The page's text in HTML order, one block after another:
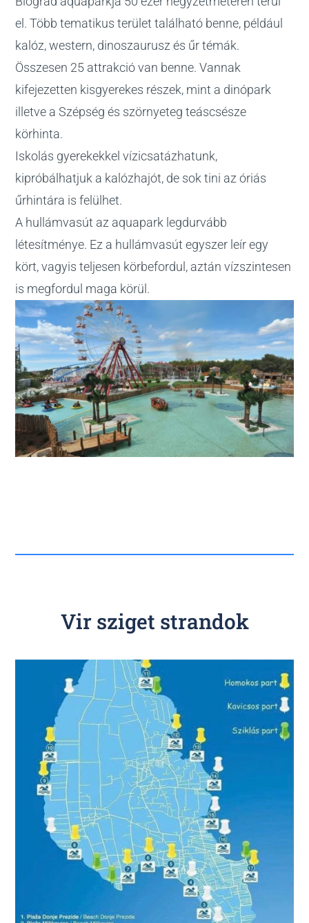
el. Több tematikus terület található benne, például
kalóz, western, dinoszaurusz és űr témák.
Összesen 25 attrakció van benne. Vannak
kifejezetten kisgyerekes részek, mint a dinópark
illetve a Szépség és szörnyeteg teáscsésze
körhinta.
Iskolás gyerekekkel vízicsatázhatunk,
kipróbálhatjuk a kalózhajót, de sok tini az óriás
űrhintára is felülhet.
A hullámvasút az aquapark legdurvább
létesítménye. Ez a hullámvasút egyszer leír egy
kört, vagyis teljesen körbefordul, aztán vízszintesen
is megfordul maga körül.
Vir sziget strandok